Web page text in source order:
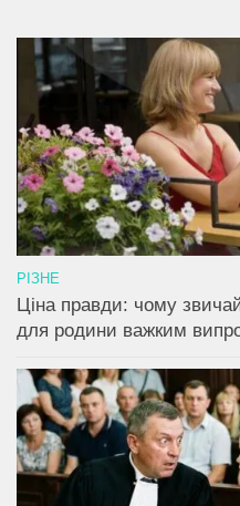
РІЗНЕ
Ціна правди: чому
для родини важким